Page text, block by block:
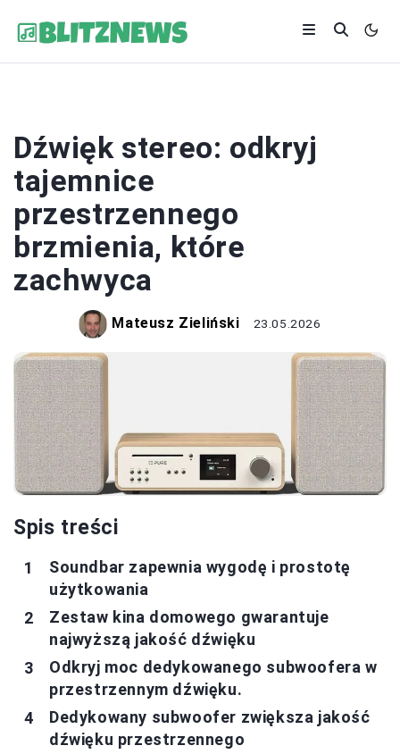
Dźwięk stereo: odkryj
tajemnice
przestrzennego
brzmienia, które
zachwyca
Mateusz Zieliński 23.05.2026
Spis treści
Soundbar zapewnia wygodę i prostotę
użytkowania
Zestaw kina domowego gwarantuje
najwyższą jakość dźwięku
Odkryj moc dedykowanego subwoofera w
przestrzennym dźwięku.
Dedykowany subwoofer zwiększa jakość
dźwięku przestrzennego